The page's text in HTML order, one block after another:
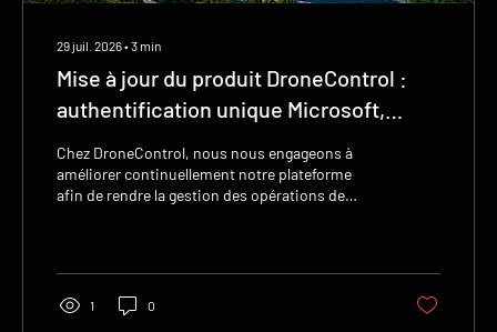
29 juil. 2026∙3 min
Mise à jour du produit DroneControl :
authentification unique Microsoft,
rôles d’utilisateur
Chez DroneControl, nous nous engageons à
améliorer continuellement notre plateforme
afin de rendre la gestion des opérations de
qui apporte toute une série de nouvelles
fonctionnalités et d'améliorations conçues à
partir des commentaires des clients.
1 0